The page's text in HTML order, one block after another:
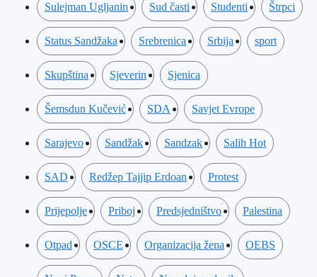
Sulejman Ugljanin Sud časti Studenti Štrpci
Status Sandžaka Srebrenica Srbija sport
Skupština Sjeverin Sjenica
Šemsdun Kučević SDA Savjet Evrope
Sarajevo Sandžak Sandzak Salih Hot
SAD Redžep Tajjip Erdoan Protest
Prijepolje Priboj Predsjedništvo Palestina
Otpad OSCE Organizacija žena OEBS